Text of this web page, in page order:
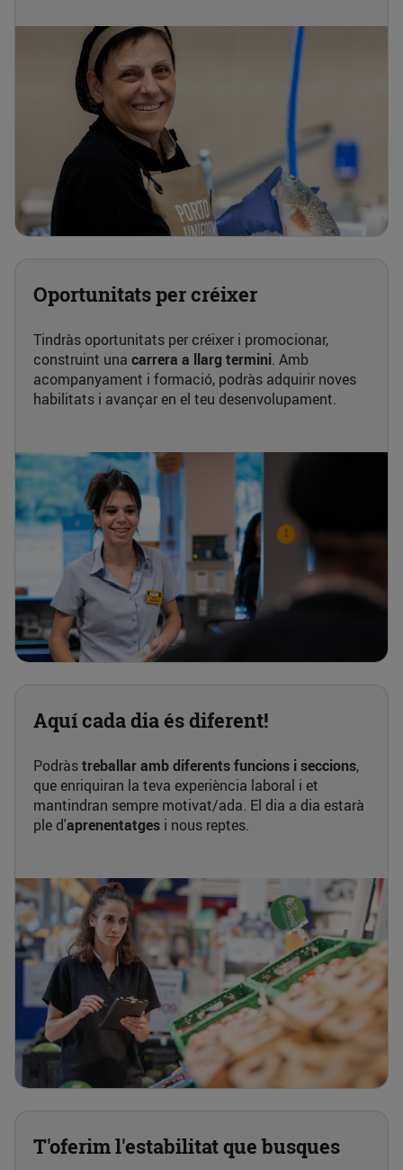
Oportunitats per créixer
Tindràs oportunitats per créixer i promocionar,
construint una carrera a llarg termini. Amb
acompanyament i formació, podràs adquirir noves
habilitats i avançar en el teu desenvolupament.
Aquí cada dia és diferent!
Podràstreballar amb diferents funcions i seccions,
que enriquiran la teva experiència laboral i et
mantindran sempre motivat/ada. El dia a dia estarà
ple d'aprenentatges i nous reptes.
T'oferim l'estabilitat que busques